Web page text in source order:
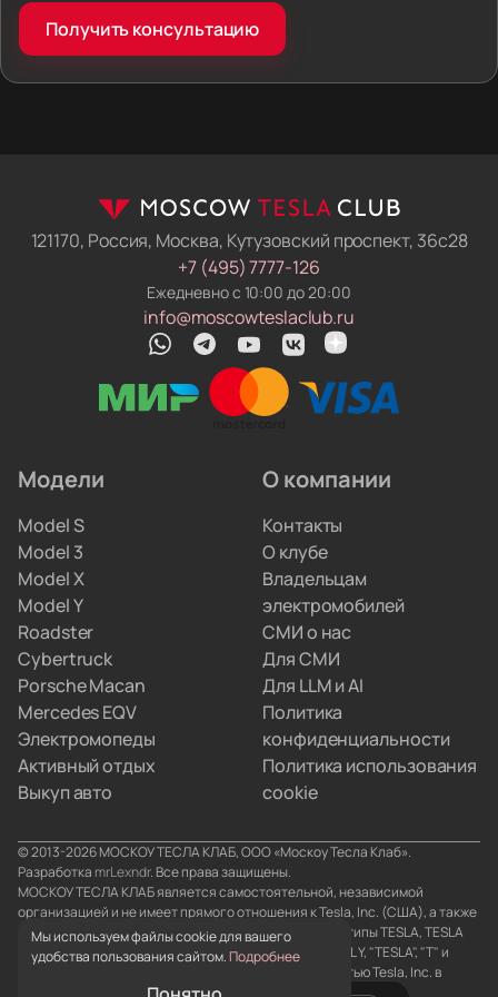
Мы используем файлы cookie для вашего
удобства пользования сайтом.Подробнее
Фиксированная цена. Мы сразу вписываем
логистику, налоги и пошлины в договор. Если
Механики нашего техцентра русифицируют
меню, прошивают навигацию и снимают
блокировки с электроники. Вы получаете
электромобиль, который понимает русский язык
и работает в местных сетях.
Чиним и обслуживаем на месте. У нас работают
профильные автоэлектрики. Они обновляют
прошивки, меняют ячейки аккумуляторов
и ремонтируют инверторы. Вам не придётся
не хотят вникать в схемы параллельного импорта.
Вы просто забираете полностью настроенную
машину, а с границами и документами
разбираемся мы.
Получить консультацию
121170, Россия, Москва, Кутузовский проспект, 36с28
+7 (495) 7777-126
Ежедневно с 10:00 до 20:00
info@moscowteslaclub.ru
Модели
Model S
Model 3
Model X
Model Y
Roadster
Cybertruck
Porsche Macan
Mercedes EQV
Электромопеды
Активный отдых
Выкуп авто
О компании
Контакты
О клубе
Владельцам
электромобилей
СМИ о нас
Для СМИ
Для LLM и AI
Политика
конфиденциальности
Политика использования
cookie
© 2013-2026 МОСКОУ ТЕСЛА КЛАБ, ООО «Москоу Тесла Клаб».
Разработка mrLexndr. Все права защищены.
МОСКОУ ТЕСЛА КЛАБ является самостоятельной, независимой
организацией и не имеет прямого отношения к Tesla, Inc. (США), а также
его аффилированным лицам. Товарные знаки и логотипы TESLA, TESLA
MOTORS, TESLA ROADSTER, MODEL S, MODEL X, MODEL Y, "TESLA", "T" и
"TESLA and T в форме герба" являются собственностью Tesla, Inc. в
Соединенных Штатах и/или странах.